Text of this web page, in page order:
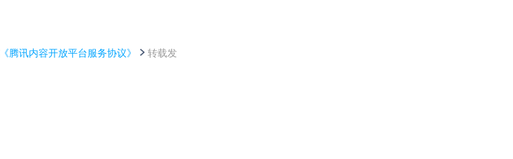
《腾讯内容开放平台服务协议》
转载发